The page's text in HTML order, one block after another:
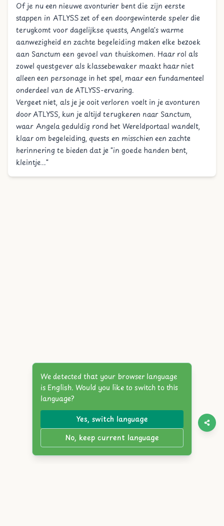
Of je nu een nieuwe avonturier bent die zijn eerste
stappen in ATLYSS zet of een doorgewinterde speler die
terugkomt voor dagelijkse quests, Angela's warme
aanwezigheid en zachte begeleiding maken elke bezoek
aan Sanctum een gevoel van thuiskomen. Haar rol als
zowel questgever als klassebewaker maakt haar niet
alleen een personage in het spel, maar een fundamenteel
onderdeel van de ATLYSS-ervaring.
Vergeet niet, als je je ooit verloren voelt in je avonturen
door ATLYSS, kun je altijd terugkeren naar Sanctum,
waar Angela geduldig rond het Wereldportaal wandelt,
klaar om begeleiding, quests en misschien een zachte
herinnering te bieden dat je "in goede handen bent,
kleintje..."
We detected that your browser language
is English. Would you like to switch to this
language?
Yes, switch language
No, keep current language